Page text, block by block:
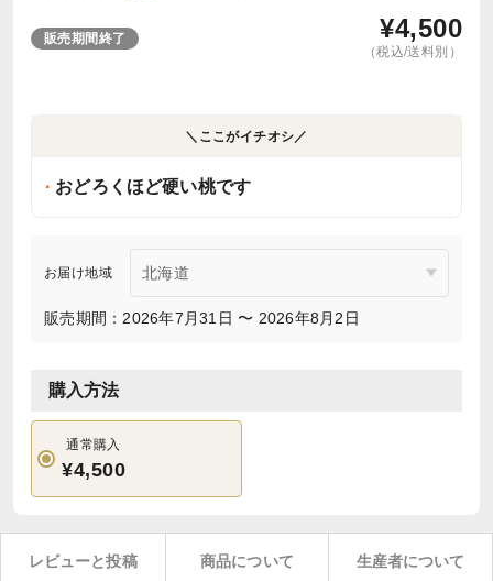
販売期間終了 ¥4,500
（税込/送料別）
＼ここがイチオシ／
おどろくほど硬い桃です
お届け地域
販売期間：2026年7月31日 〜 2026年8月2日
購入方法
通常購入
¥4,500
レビューと投稿 商品について 生産者について